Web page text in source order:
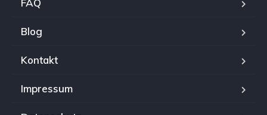
FAQ
Blog
Kontakt
Impressum